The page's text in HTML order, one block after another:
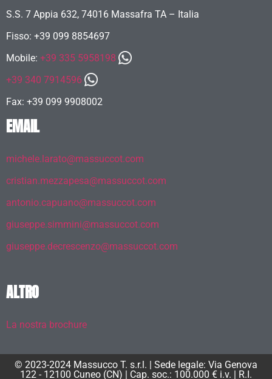
S.S. 7 Appia 632, 74016 Massafra TA – Italia
Fisso: +39 099 8854697
Mobile: +39 335 5958198
+39 340 7914596
Fax: +39 099 9908002
EMAIL
michele.larato@massuccot.com
cristian.mezzapesa@massuccot.com
antonio.capuano@massuccot.com
giuseppe.simmini@massuccot.com
giuseppe.decrescenzo@massuccot.com
ALTRO
La nostra brochure
© 2023-2024 Massucco T. s.r.l. | Sede legale: Via Genova
122 - 12100 Cuneo (CN) | Cap. soc.: 100.000 € i.v. | R.I.